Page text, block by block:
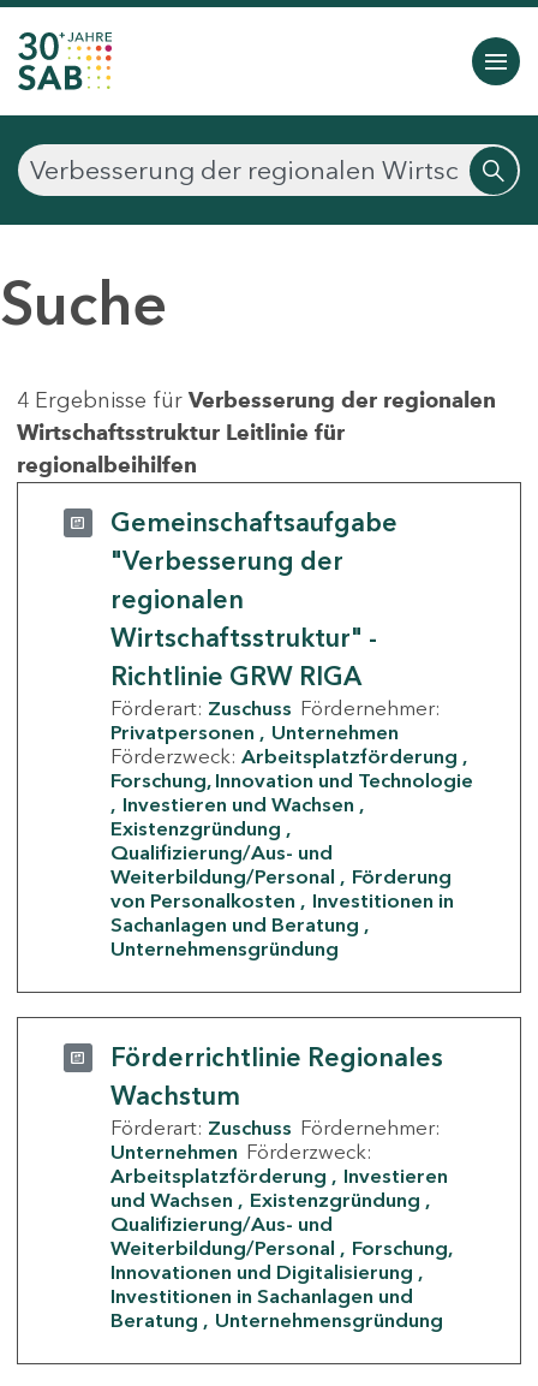
Suche
4 Ergebnisse für Verbesserung der regionalen
Wirtschaftsstruktur Leitlinie für
regionalbeihilfen
Gemeinschaftsaufgabe
"Verbesserung der
regionalen
Wirtschaftsstruktur" -
Richtlinie GRW RIGA
Förderart: Zuschuss Fördernehmer:
Privatpersonen
Unternehmen
Förderzweck: Arbeitsplatzförderung
Forschung, Innovation und Technologie
Investieren und Wachsen
Existenzgründung
Qualifizierung/Aus- und
Weiterbildung/Personal
Förderung
von Personalkosten
Investitionen in
Sachanlagen und Beratung
Unternehmensgründung
Förderrichtlinie Regionales
Wachstum
Förderart: Zuschuss Fördernehmer:
Unternehmen Förderzweck:
Arbeitsplatzförderung
Investieren
und Wachsen
Existenzgründung
Qualifizierung/Aus- und
Weiterbildung/Personal
Forschung,
Innovationen und Digitalisierung
Investitionen in Sachanlagen und
Beratung
Unternehmensgründung